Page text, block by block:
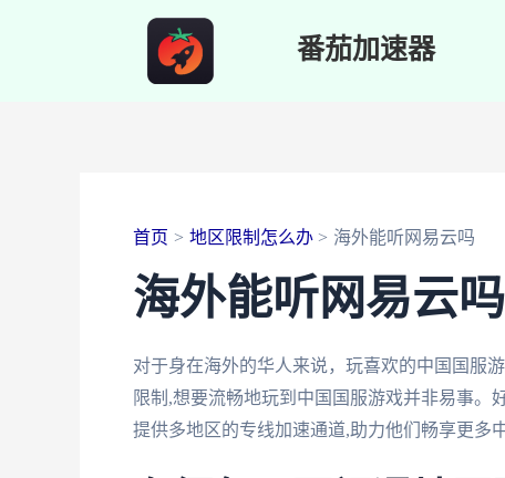
番茄加速器
首页 地区限制怎么办 海外能听网易云吗
海外能听网易云吗
对于身在海外的华人来说，玩喜欢的中国国服
限制,想要流畅地玩到中国国服游戏并非易事。
提供多地区的专线加速通道,助力他们畅享更多